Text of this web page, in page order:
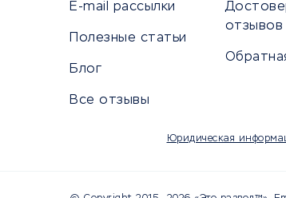
Кредитные карты
Дебетовые карты
Микрофинансовые организации
Платежные системы
E-mail рассылки
Полезные статьи
Блог
Все отзывы
отзывов
Юридическая